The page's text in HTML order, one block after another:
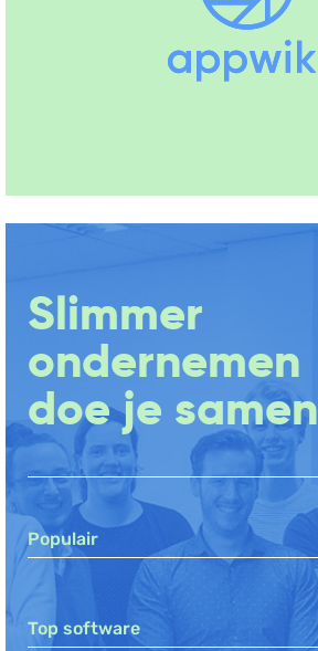
Slimmer
ondernemen
doe je samen
Populair
Top software